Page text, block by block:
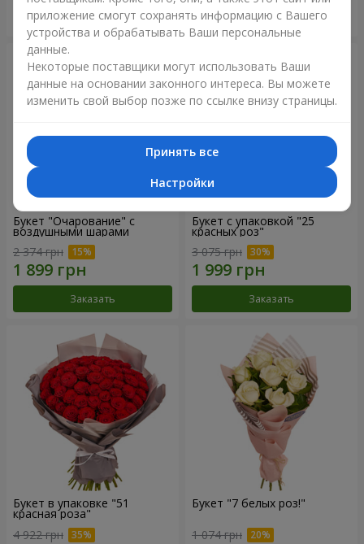
Заказать Заказать
Букет "Очарование" с
воздушными шарами
2 374 грн
Заказать
Букет с упаковкой "25
красных роз"
3 075 грн
Заказать
Букет в упаковке "51
красная роза"
4 922 грн
Букет "7 белых роз!"
1 074 грн
приложение смогут сохранять информацию с Вашего
устройства и обрабатывать Ваши персональные
данные.
Некоторые поставщики могут использовать Ваши
данные на основании законного интереса. Вы можете
изменить свой выбор позже по ссылке внизу страницы.
Принять все
Настройки